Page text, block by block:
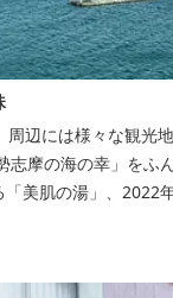
辺には様々な観光
志摩の海の幸」をふ
美肌の湯」、2022
。 【お部屋】 近年リニュ
部屋で、親子3世代